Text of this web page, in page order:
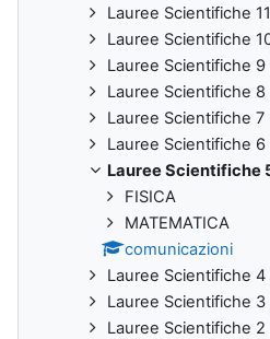
Lauree Scientifiche
Lauree Scientifiche
Lauree Scientifiche 9
Lauree Scientifiche 8
Lauree Scientifiche 7
Lauree Scientifiche 6
Lauree Scientifiche
FISICA
MATEMATICA
comunicazioni
Lauree Scientifiche 4
Lauree Scientifiche 3
Lauree Scientifiche